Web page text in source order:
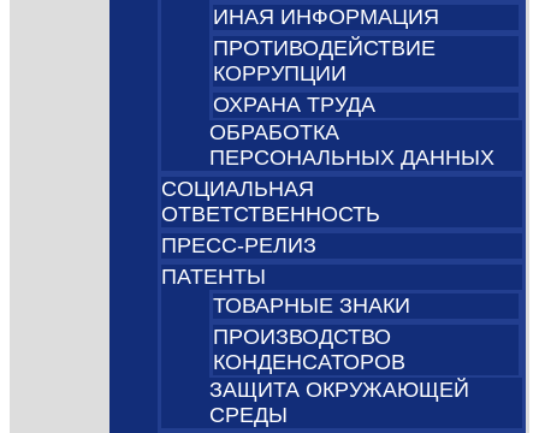
ИНАЯ ИНФОРМАЦИЯ
ПРОТИВОДЕЙСТВИЕ
КОРРУПЦИИ
ОХРАНА ТРУДА
ОБРАБОТКА
ПЕРСОНАЛЬНЫХ ДАННЫХ
СОЦИАЛЬНАЯ
ОТВЕТСТВЕННОСТЬ
ПРЕСС-РЕЛИЗ
ПАТЕНТЫ
ТОВАРНЫЕ ЗНАКИ
ПРОИЗВОДСТВО
КОНДЕНСАТОРОВ
ЗАЩИТА ОКРУЖАЮЩЕЙ
СРЕДЫ